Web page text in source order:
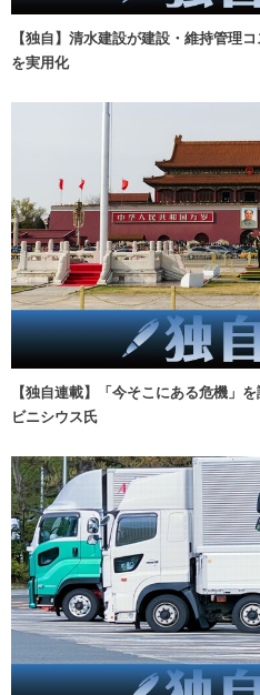
【独自】清水建設が建設・維持管理
を実用化
【独自連載】「今そこにある危機」
ビニシウス氏